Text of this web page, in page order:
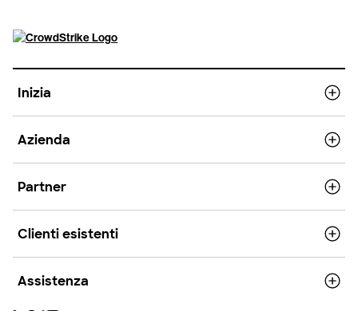
Inizia
Azienda
Partner
Clienti esistenti
Assistenza